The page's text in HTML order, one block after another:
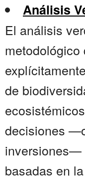
Análisis
El análisis
metodológico
de
decisiones
inversiones—
basadas en